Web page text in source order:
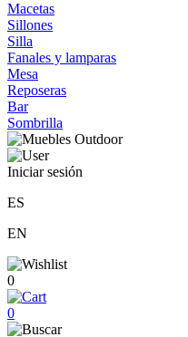
Macetas
Sillones
Silla
Fanales y lamparas
Mesa
Reposeras
Bar
Sombrilla
Iniciar sesión
ES
EN
0
0